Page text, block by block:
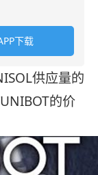
下载
供应量的
的价